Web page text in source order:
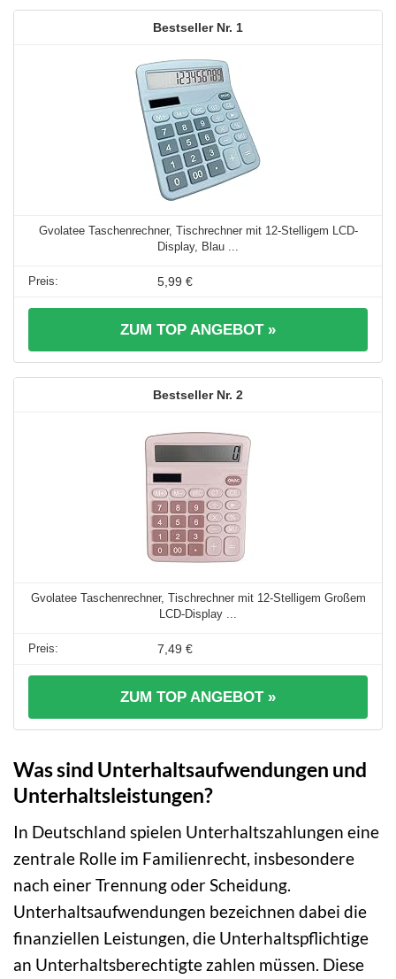
1
Gvolatee Taschenrechner, Tischrechner mit 12-Stelligem LCD-
Display, Blau ...
5,99 €
ZUM TOP ANGEBOT »
2
Gvolatee Taschenrechner, Tischrechner mit 12-Stelligem Großem
LCD-Display ...
7,49 €
ZUM TOP ANGEBOT »
Was sind Unterhaltsaufwendungen und
Unterhaltsleistungen?
In Deutschland spielen Unterhaltszahlungen eine
zentrale Rolle im Familienrecht, insbesondere
nach einer Trennung oder Scheidung.
Unterhaltsaufwendungen bezeichnen dabei die
finanziellen Leistungen, die Unterhaltspflichtige
an Unterhaltsberechtigte zahlen müssen. Diese